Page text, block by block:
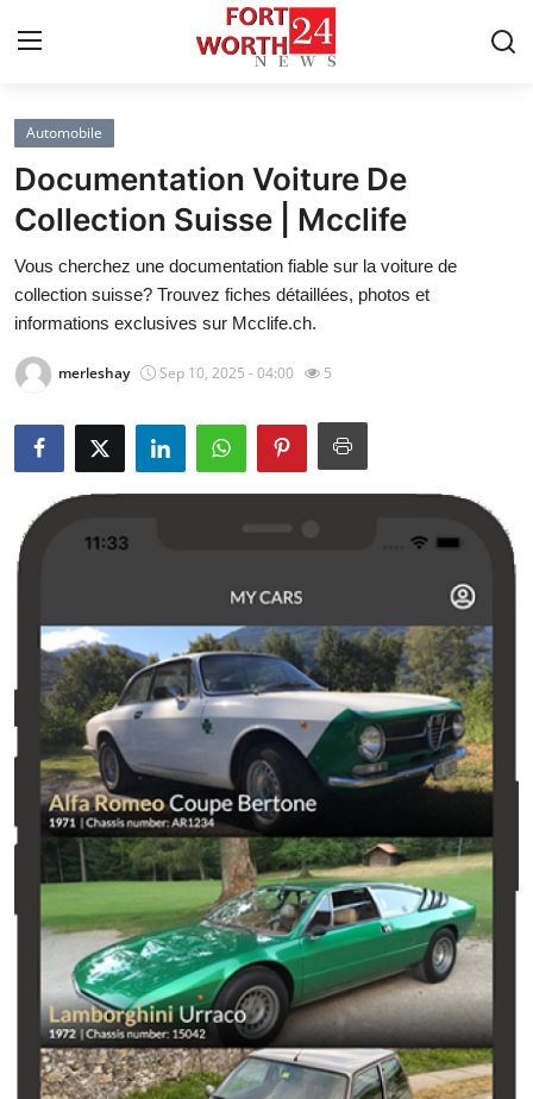
Home
Contact
Press Release
Privacy Policy
About
News Network
Submit Press Release
Health
Guest Posting
Advertise with US
Crypto
Business
Finance
Tech
Real Estate
General
Top 10
Automobile
Documentation Voiture De
Collection Suisse | Mcclife
Vous cherchez une documentation fiable sur la voiture de
collection suisse? Trouvez fiches détaillées, photos et
informations exclusives sur Mcclife.ch.
merleshay Sep 10, 2025 - 04:00 5